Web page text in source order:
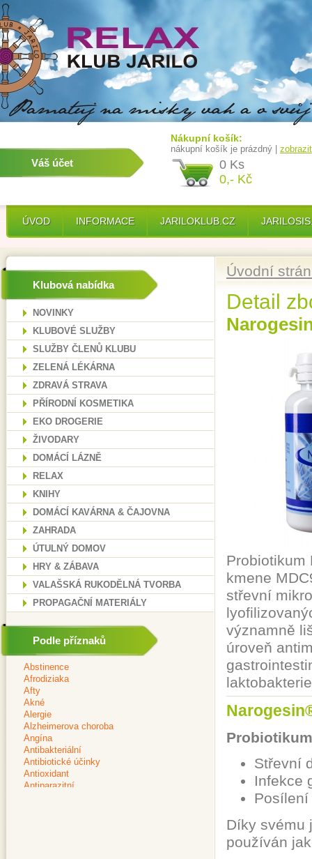
Váš účet
Nákupní košík:
nákupní košík je prázdný |
0 Ks
0,- Kč
ÚVOD INFORMACE JARILOKLUB.CZ
Klubová nabídka
NOVINKY
KLUBOVÉ SLUŽBY
SLUŽBY ČLENŮ KLUBU
ZELENÁ LÉKÁRNA
ZDRAVÁ STRAVA
PŘÍRODNÍ KOSMETIKA
EKO DROGERIE
ŽIVODARY
DOMÁCÍ LÁZNĚ
RELAX
KNIHY
DOMÁCÍ KAVÁRNA & ČAJOVNA
ZAHRADA
ÚTULNÝ DOMOV
HRY & ZÁBAVA
VALAŠSKÁ RUKODĚLNÁ TVORBA
PROPAGAČNÍ MATERIÁLY
Podle příznaků
Úvodní
Detail
Probiotikum
kmene
střevní
významně
úroveň
Probiotikum
Střevní
Infekce
Díky svému
používán